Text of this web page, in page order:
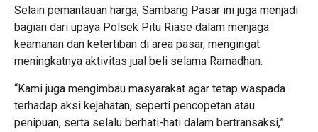
Selain pemantauan harga, Sambang Pasar ini juga menjadi
bagian dari upaya Polsek Pitu Riase dalam menjaga
keamanan dan ketertiban di area pasar, mengingat
meningkatnya aktivitas jual beli selama Ramadhan.
“Kami juga mengimbau masyarakat agar tetap waspada
terhadap aksi kejahatan, seperti pencopetan atau
penipuan, serta selalu berhati-hati dalam bertransaksi,”